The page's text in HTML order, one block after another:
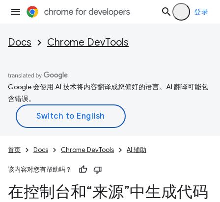
登录
Docs Chrome DevTools
Google 会使用 AI 技术将内容翻译成您偏好的语言。AI 翻译可能包
含错误。
首页 Docs Chrome DevTools AI 辅助
该内容对您有帮助吗？
在控制台和“来源”中生成代码